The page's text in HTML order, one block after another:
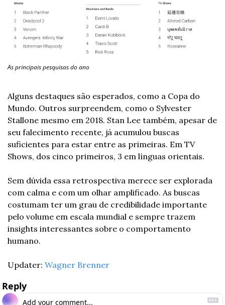
As principais pesquisas do ano
Alguns destaques são esperados, como a Copa do
Mundo. Outros surpreendem, como o Sylvester
Stallone mesmo em 2018. Stan Lee também, apesar de
seu falecimento recente, já acumulou buscas
suficientes para estar entre as primeiras. Em TV
Shows, dos cinco primeiros, 3 em línguas orientais.
Sem dúvida essa retrospectiva merece ser explorada
com calma e com um olhar amplificado. As buscas
costumam ter um grau de credibilidade importante
pelo volume em escala mundial e sempre trazem
insights interessantes sobre o comportamento
humano.
Updater: Wagner Brenner
Reply